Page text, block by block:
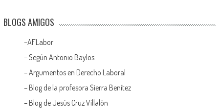
BLOGS AMIGOS
–AFLabor
– Según Antonio Baylos
–Argumentos en Derecho Laboral
– Blog de la profesora Sierra Benítez
– Blog de Jesús Cruz Villalón